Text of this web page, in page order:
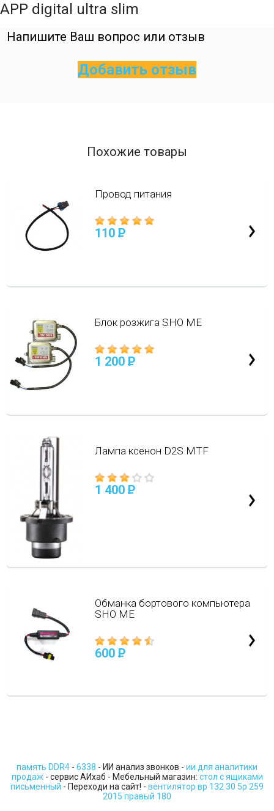
APP digital ultra slim
Напишите Ваш вопрос или отзыв
Добавить отзыв
Похожие товары
Провод питания
110 P
Блок розжига SHO ME
1 200 P
Лампа ксенон D2S MTF
1 400 P
Обманка бортового компьютера
SHO ME
600 P
память DDR4 - 6338 - ИИ анализ звонков - ии для аналитики
продаж - сервис АИхаб - Мебельный магазин: стол с ящиками
письменный - Переходи на сайт! - вентилятор вр 132 30 5р 259
2015 правый 180